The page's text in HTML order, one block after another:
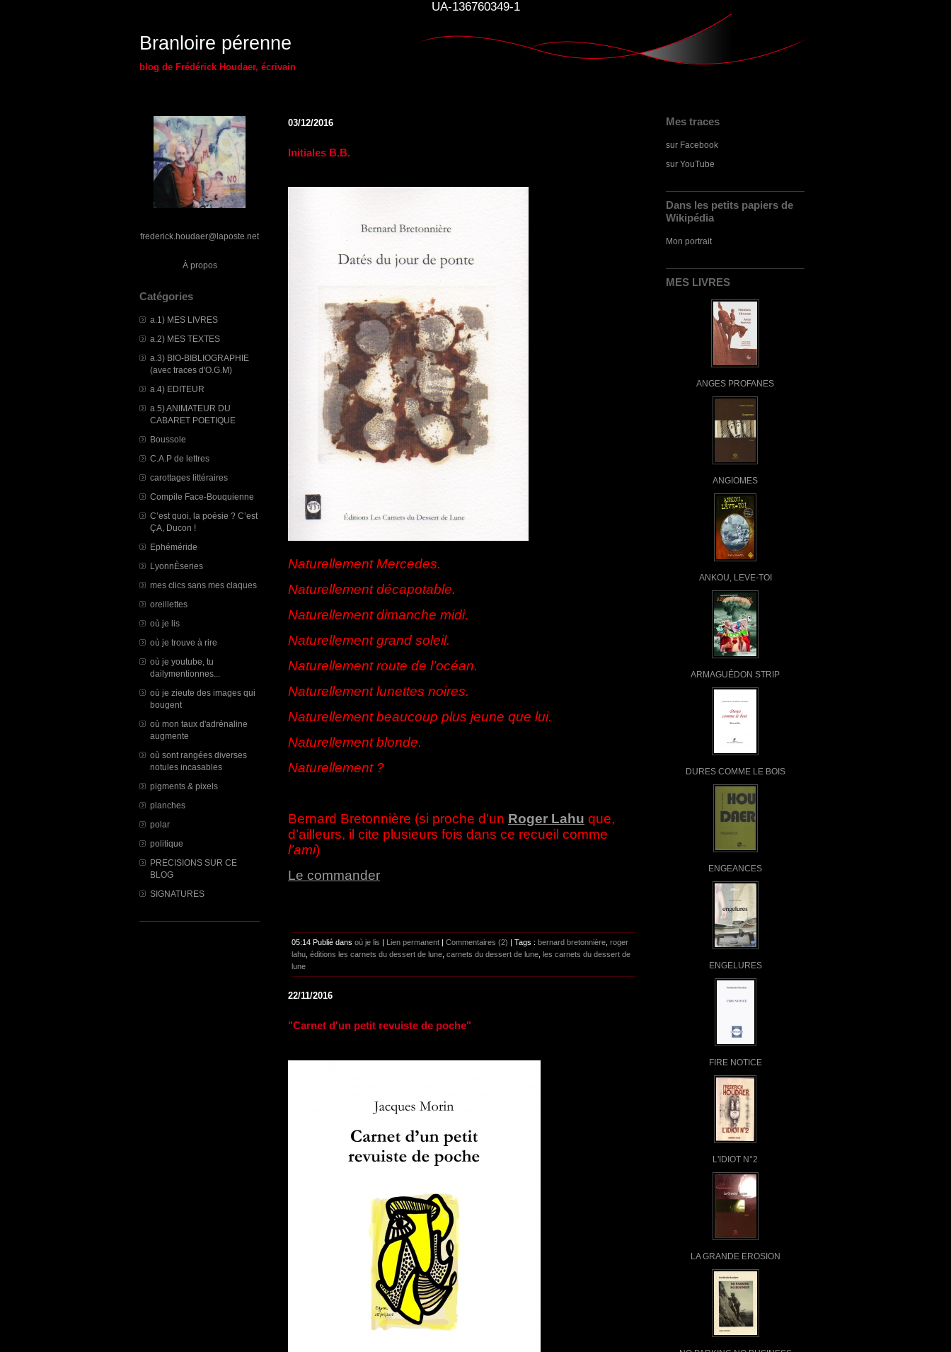
UA-136760349-1
Branloire pérenne
blog de Frédérick Houdaer, écrivain
frederick.houdaer@laposte.net
À propos
Catégories
a.1) MES LIVRES
a.2) MES TEXTES
a.3) BIO-BIBLIOGRAPHIE
(avec traces d'O.G.M)
a.4) EDITEUR
a.5) ANIMATEUR DU
CABARET POETIQUE
Boussole
C.A.P de lettres
carottages littéraires
Compile Face-Bouquienne
C’est quoi, la poésie ? C’est
ÇA, Ducon !
Ephéméride
LyonnÈseries
mes clics sans mes claques
oreillettes
où je lis
où je trouve à rire
où je youtube, tu
dailymentionnes...
où je zieute des images qui
bougent
où mon taux d'adrénaline
augmente
où sont rangées diverses
notules incasables
pigments & pixels
planches
polar
politique
PRECISIONS SUR CE
BLOG
SIGNATURES
Mes traces
sur Facebook
sur YouTube
Dans les petits papiers de
Wikipédia
Mon portrait
MES LIVRES
ANGES PROFANES
ANGIOMES
ANKOU, LEVE-TOI
ARMAGUÉDON STRIP
DURES COMME LE BOIS
ENGEANCES
ENGELURES
FIRE NOTICE
L'IDIOT N°2
LA GRANDE EROSION
03/12/2016
Initiales B.B.
Naturellement Mercedes.
Naturellement décapotable.
Naturellement dimanche midi.
Naturellement grand soleil.
Naturellement route de l’océan.
Naturellement lunettes noires.
Naturellement beaucoup plus jeune que lui.
Naturellement blonde.
Naturellement ?
Bernard Bretonnière (si proche d’un Roger Lahu que,
d’ailleurs, il cite plusieurs fois dans ce recueil comme
l’ami)
Le commander
05:14 Publié dans où je lis Lien permanent Commentaires (2) | Tags : bernard bretonnière, roger
lahu, éditions les carnets du dessert de lune, carnets du dessert de lune, les carnets du dessert de
lune
22/11/2016
"Carnet d'un petit revuiste de poche"